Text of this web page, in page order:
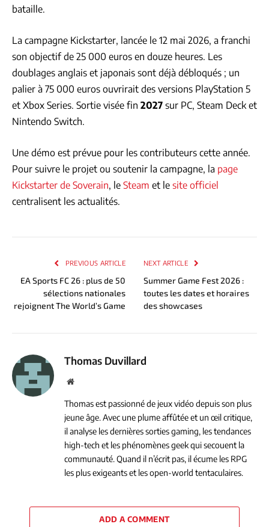
bataille.
La campagne Kickstarter, lancée le 12 mai 2026, a franchi
son objectif de 25 000 euros en douze heures. Les
doublages anglais et japonais sont déjà débloqués ; un
palier à 75 000 euros ouvrirait des versions PlayStation 5
et Xbox Series. Sortie visée fin 2027 sur PC, Steam Deck et
Nintendo Switch.
Une démo est prévue pour les contributeurs cette année.
Pour suivre le projet ou soutenir la campagne, la page
Kickstarter de Soverain, le Steam et le site officiel
centralisent les actualités.
PREVIOUS ARTICLE
EA Sports FC 26 : plus de 50
sélections nationales
rejoignent The World’s Game
NEXT ARTICLE
Summer Game Fest 2026 :
toutes les dates et horaires
des showcases
Thomas Duvillard
Website
Thomas est passionné de jeux vidéo depuis son plus
jeune âge. Avec une plume affûtée et un œil critique,
il analyse les dernières sorties gaming, les tendances
high-tech et les phénomènes geek qui secouent la
communauté. Quand il n’écrit pas, il écume les RPG
les plus exigeants et les open-world tentaculaires.
ADD A COMMENT